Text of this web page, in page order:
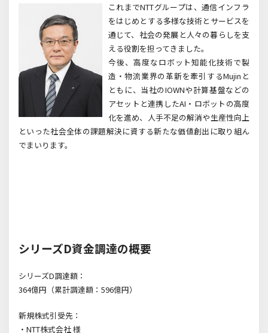
これまでNTTグループは、通信インフラ
をはじめとする多様な技術とサービスを
通じて、社会の発展と人々の暮らしを支
える役割を担ってきました。
今後、高度なロボット知能化技術で製
造・物流業界の革新を牽引するMujin と
ともに、当社のIOWNや計算基盤などの
アセットと連携したAI ・ロボットの高度
化を進め、人手不足の解消や生産性向上
といった社会全体の課題解決に資する新たな価値創出に取り組ん
でまいります。
シリーズD資金調達の概要
シリーズD調達額：
364億円（累計調達額： 596億円）
新規株式引受先：
・NTT株式会社 様